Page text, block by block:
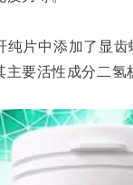
纯片中添加了显
主要活性成分二氢